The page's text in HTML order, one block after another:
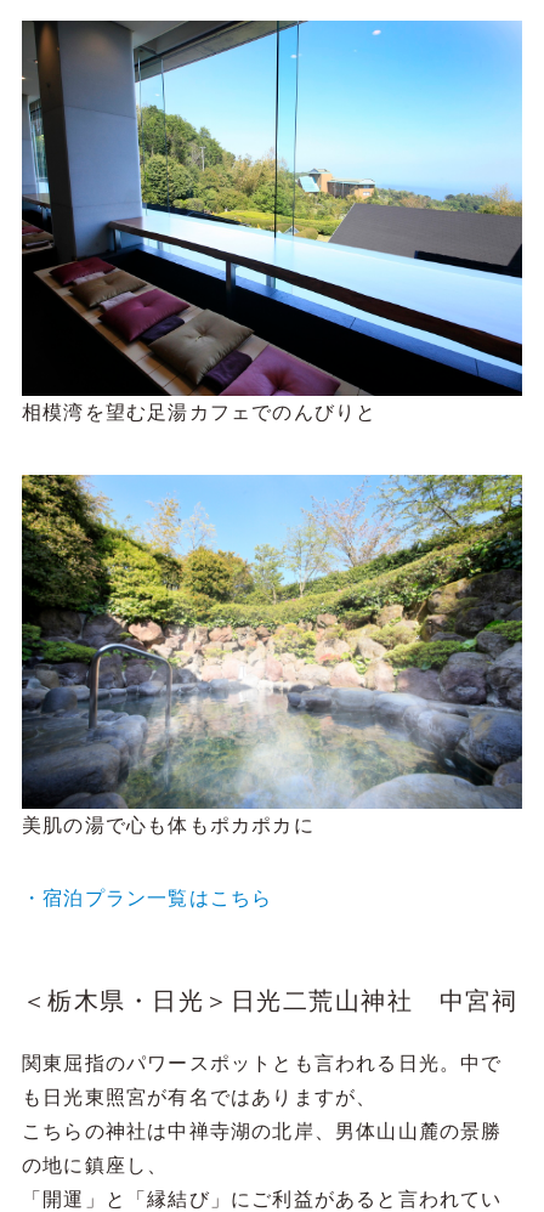
相模湾を望む足湯カフェでのんびりと
美肌の湯で心も体もポカポカに
・宿泊プラン一覧はこちら
＜栃木県・日光＞日光二荒山神社 中宮祠
関東屈指のパワースポットとも言われる日光。中で
も日光東照宮が有名ではありますが、
こちらの神社は中禅寺湖の北岸、男体山山麓の景勝
の地に鎮座し、
「開運」と「縁結び」にご利益があると言われてい